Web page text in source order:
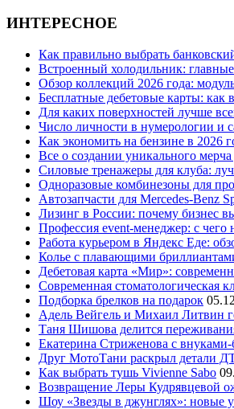
ИНТЕРЕСНОЕ
Как правильно выбрать
Встроенный холодильник:
Обзор коллекций 2026 года:
Бесплатные дебетовые карты: как
Для каких поверхностей лучше
Число личности в нумерологии и
Как экономить на бензине в 2026
Все о создании уникального мерча
Силовые тренажеры для клуба:
Одноразовые комбинезоны для
Автозапчасти для Mercedes-Benz
Лизинг в России: почему бизнес
Профессия event-менеджер: с чего
Работа курьером в Яндекс Еде:
Колье с плавающими
Дебетовая карта «Мир»:
Современная стоматологическая
Подборка брелков на подарок
Адель Вейгель и Михаил Литвин
Таня Шишова делится
Екатерина Стриженова с
Друг МотоТани раскрыл детали
Как выбрать тушь Vivienne Sabo
Возвращение Леры Кудрявцевой
Шоу «Звезды в джунглях»: новые